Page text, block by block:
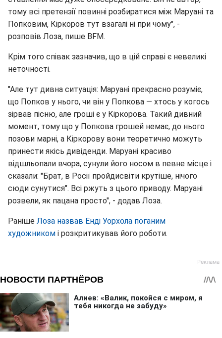
тому всі претензії повинні розбиратися між Маруані та
Попковим, Кіркоров тут взагалі ні при чому", -
розповів Лоза, пише BFM.
Крім того співак зазначив, що в цій справі є невеликі
неточності.
"Але тут дивна ситуація: Маруані прекрасно розуміє,
що Попков у нього, чи він у Попкова — хтось у когось
зірвав пісню, але гроші є у Кіркорова. Такий дивний
момент, тому що у Попкова грошей немає, до нього
позови марні, а Кіркорову вони теоретично можуть
принести якісь дивіденди. Маруані красиво
відшльопали вчора, сунули його носом в певне місце і
сказали: "Брат, в Росії пройдисвіти крутіше, нічого
сюди сунутися". Всі ржуть з цього приводу. Маруані
розвели, як пацана просто", - додав Лоза.
Раніше Лоза назвав Енді Уорхола поганим
художником і розкритикував його роботи.